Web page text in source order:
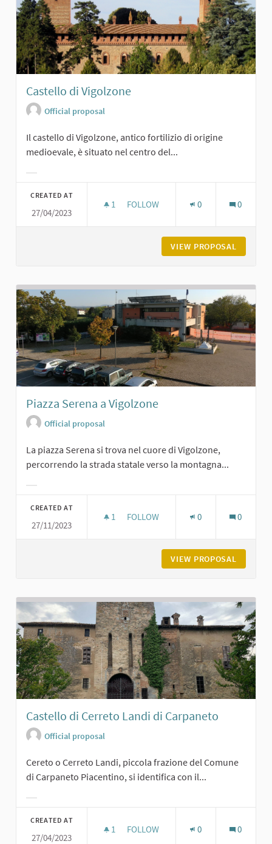
Castello di Vigolzone
Official proposal
Il castello di Vigolzone, antico fortilizio di origine
medioevale, è situato nel centro del...
CREATED AT
27/04/2023
1 1 FOLLOWER
FOLLOW 0 0
VIEW PROPOSAL
Piazza Serena a Vigolzone
Official proposal
La piazza Serena si trova nel cuore di Vigolzone,
percorrendo la strada statale verso la montagna...
CREATED AT
27/11/2023
1 1 FOLLOWER
FOLLOW 0 0
VIEW PROPOSAL
Castello di Cerreto Landi di Carpaneto
Official proposal
Cereto o Cerreto Landi, piccola frazione del Comune
di Carpaneto Piacentino, si identifica con il...
CREATED AT
27/04/2023
1 1 FOLLOWER
FOLLOW 0 0